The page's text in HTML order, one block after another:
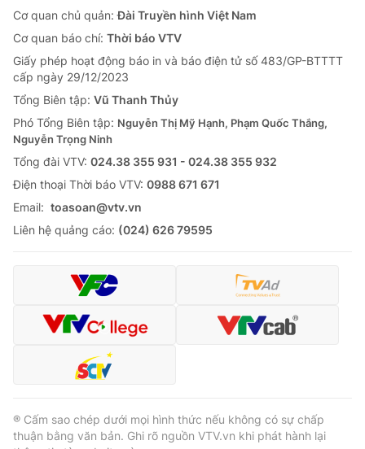
Giải sao mai
Làm đẹp
Chất lượng cuộc sống
Tuyển sinh
Học trực tuyến
Công nghệ
Hitech Công nghệ tương lai
Sản phẩm
Thị trường
Tư vấn
Giao lưu trực tuyến
Lịch phát sóng
Chuyên mục khác
Emagazine Podcast
Video Shorts video
VTV Money
VTV Sức khoẻ Bất động sản
Cơ quan chủ quản:Đài Truyền hình Việt Nam
Cơ quan báo chí: Thời báo VTV
Giấy phép hoạt động báo in và báo điện tử số 483/GP-BTTTT
cấp ngày 29/12/2023
Tổng Biên tập: Vũ Thanh Thủy
Phó Tổng Biên tập: Nguyễn Thị Mỹ Hạnh, Phạm Quốc Thắng,
Nguyễn Trọng Ninh
Tổng đài VTV: 024.38 355 931 - 024.38 355 932
Ðiện thoại Thời báo VTV: 0988 671 671
Email: toasoan@vtv.vn
Liên hệ quảng cáo: (024) 626 79595
® Cấm sao chép dưới mọi hình thức nếu không có sự chấp
thuận bằng văn bản. Ghi rõ nguồn VTV.vn khi phát hành lại